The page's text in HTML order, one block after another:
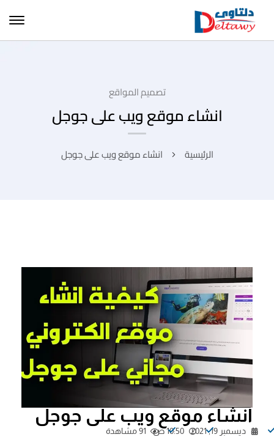
تصميم المواقع
انشاء موقع ويب على جوجل
الرئيسية انشاء موقع ويب على جوجل
انشاء موقع ويب على جوجل
ديسمبر 19, 2021 10:50 ص 91 مشاهدة